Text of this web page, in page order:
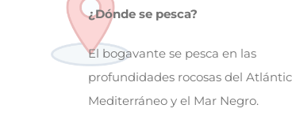
¿Dónde se pesca?
El bogavante se pesca en las
profundidades rocosas del
Mediterráneo y el Mar Negro.